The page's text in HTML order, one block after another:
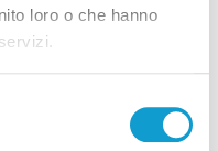
loro o che hanno
Alessandro Re, da